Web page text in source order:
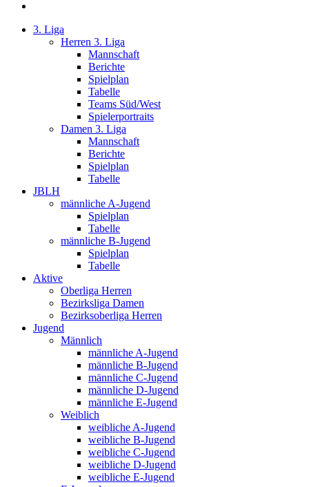
3. Liga
Herren 3. Liga
Mannschaft
Berichte
Spielplan
Tabelle
Teams Süd/West
Spielerportraits
Damen 3. Liga
Mannschaft
Berichte
Spielplan
Tabelle
JBLH
männliche A-Jugend
Spielplan
Tabelle
männliche B-Jugend
Spielplan
Tabelle
Aktive
Oberliga Herren
Bezirksliga Damen
Bezirksoberliga Herren
Jugend
Männlich
männliche A-Jugend
männliche B-Jugend
männliche C-Jugend
männliche D-Jugend
männliche E-Jugend
Weiblich
weibliche A-Jugend
weibliche B-Jugend
weibliche C-Jugend
weibliche D-Jugend
weibliche E-Jugend